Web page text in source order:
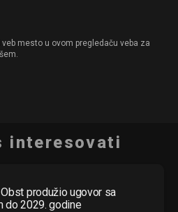
mesto u ovom pregledaču veba za
interesovati
produžio ugovor sa
do 2029. godine